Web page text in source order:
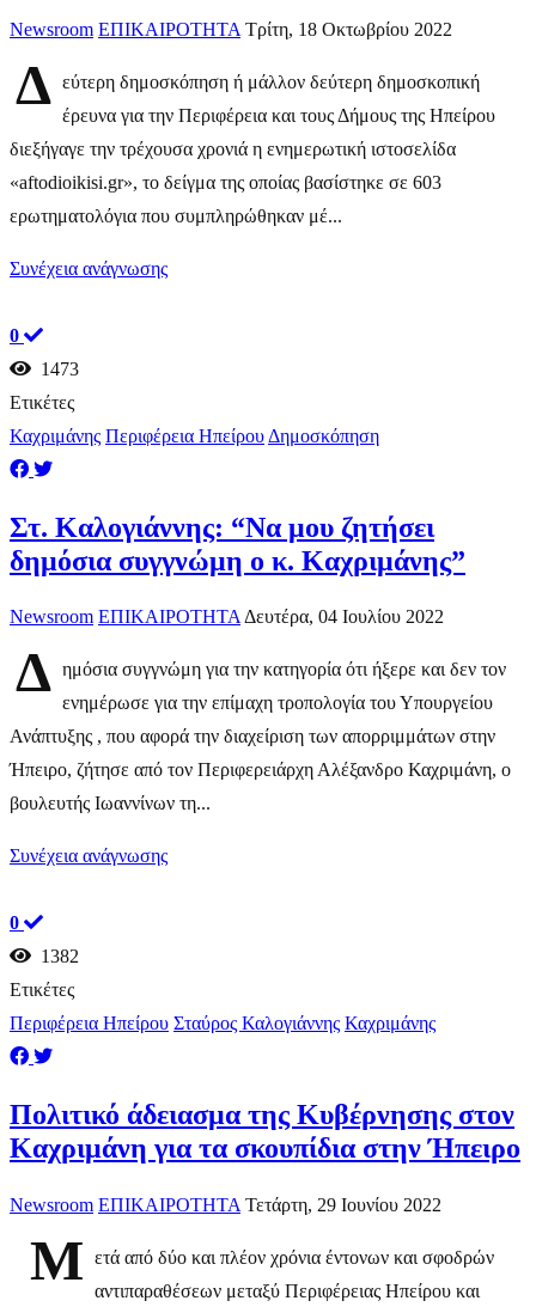
Newsroom ΕΠΙΚΑΙΡΟΤΗΤΑ Τρίτη, 18 Οκτωβρίου 2022
Δ εύτερη δημοσκόπηση ή μάλλον δεύτερη δημοσκοπική
έρευνα για την Περιφέρεια και τους Δήμους της Ηπείρου
διεξήγαγε την τρέχουσα χρονιά η ενημερωτική ιστοσελίδα
«aftodioikisi.gr», το δείγμα της οποίας βασίστηκε σε 603
ερωτηματολόγια που συμπληρώθηκαν μέ...
Συνέχεια ανάγνωσης
0
1473
Ετικέτες
Καχριμάνης Περιφέρεια Ηπείρου Δημοσκόπηση
Στ. Καλογιάννης: “Να μου ζητήσει
δημόσια συγγνώμη ο κ. Καχριμάνης”
Newsroom ΕΠΙΚΑΙΡΟΤΗΤΑΔευτέρα, 04 Ιουλίου 2022
Δ ημόσια συγγνώμη για την κατηγορία ότι ήξερε και δεν τον
ενημέρωσε για την επίμαχη τροπολογία του Υπουργείου
Ανάπτυξης , που αφορά την διαχείριση των απορριμμάτων στην
Ήπειρο, ζήτησε από τον Περιφερειάρχη Αλέξανδρο Καχριμάνη, ο
βουλευτής Ιωαννίνων τη...
Συνέχεια ανάγνωσης
0
1382
Ετικέτες
Περιφέρεια Ηπείρου Σταύρος Καλογιάννης Καχριμάνης
Πολιτικό άδειασμα της Κυβέρνησης στον
Καχριμάνη για τα σκουπίδια στην Ήπειρο
Newsroom ΕΠΙΚΑΙΡΟΤΗΤΑ Τετάρτη, 29 Ιουνίου 2022
Μ
ετά από δύο και πλέον χρόνια έντονων και σφοδρών
αντιπαραθέσεων μεταξύ Περιφέρειας Ηπείρου και